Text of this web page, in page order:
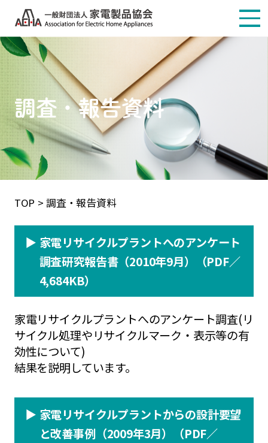
環境配慮設計・
製品アセスメント
環境配慮設計・
製品アセスメントとは
お問い合わせ
調査・報告資料
TOP 調査・報告資料
▶︎ 家電リサイクルプラントへのアンケート
調査研究報告書（2010年9月）（PDF／
4,684KB）
家電リサイクルプラントへのアンケート調査(リ
サイクル処理やリサイクルマーク・表示等の有
効性について)
結果を説明しています。
▶︎ 家電リサイクルプラントからの設計要望
と改善事例（2009年3月）（PDF／